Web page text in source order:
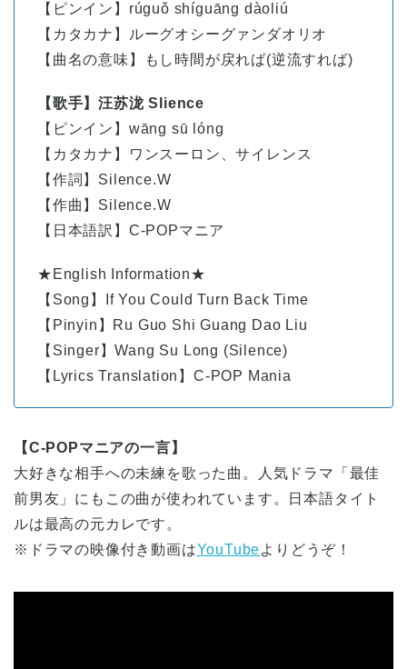
【ピンイン】rúguǒ shíguāng dàoliú
【カタカナ】ルーグオシーグァンダオリオ
【曲名の意味】もし時間が戻れば(逆流すれば)
【歌手】汪苏泷 Slience
【ピンイン】 wāng sū
lóng
【カタカナ】ワンスーロン、サイレンス
【作詞】Silence.W
【作曲】Silence.W
【日本語訳】C-POPマニア
★English Information★
【Song】If You Could Turn Back Time
【Pinyin】Ru Guo Shi Guang Dao Liu
【Singer】Wang Su Long (Silence)
【Lyrics Translation】C-POP Mania
【C-POPマニアの一言】
大好きな相手への未練を歌った曲。人気ドラマ「最佳
前男友」にもこの曲が使われています。日本語タイト
ルは最高の元カレです。
※ドラマの映像付き動画はYouTubeよりどうぞ！